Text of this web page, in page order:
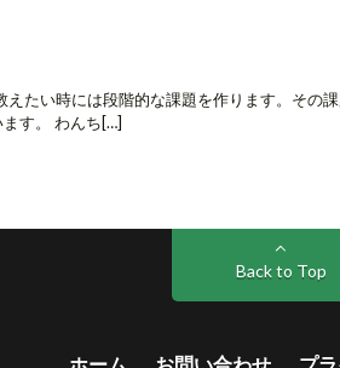
たい時には段階的な課題を作ります。その
す。 わんち[…]
Back to Top